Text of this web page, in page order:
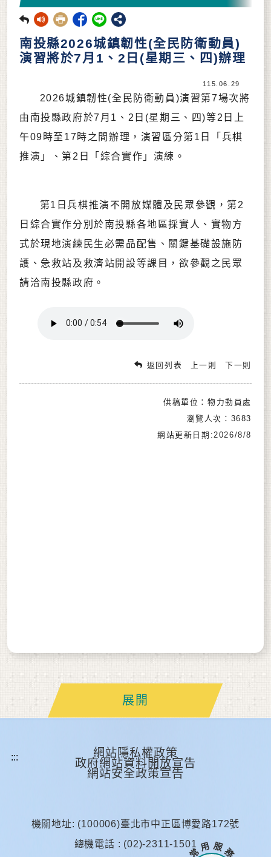
回前頁
南投縣2026城鎮韌性(全民防衛動員)
演習將於7月1、2日(星期三、四)辦理
115.06.29
2026城鎮韌性(全民防衛動員)演習第7場次將
由南投縣政府於7月1、2日(星期三、四)等2日上
午09時至17時之間辦理，演習區分第1日「兵棋
推演」、第2日「綜合實作」演練。
第1日兵棋推演不開放媒體及民眾參觀，第2
日綜合實作分別於南投縣各地區採實人、實物方
式於現地演練民生必需品配售、關鍵基礎設施防
護、急救站及救濟站開設等課目，欲參觀之民眾
請洽南投縣政府。
返回列表 上一則 下一則
供稿單位：物力動員處
瀏覽人次：3683
網站更新日期:2026/8/8
常 用 服 務
展開
網站隱私權政策
政府網站資料開放宣告
網站安全政策宣告
機關地址: (100006)臺北市中正區博愛路172號
總機電話 : (02)-2311-1501